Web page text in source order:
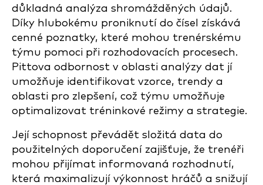
důkladná analýza shromážděných údajů.
Díky hlubokému proniknutí do čísel získává
cenné poznatky, které mohou trenérskému
týmu pomoci při rozhodovacích procesech.
Pittova odbornost v oblasti analýzy dat jí
umožňuje identifikovat vzorce, trendy a
oblasti pro zlepšení, což týmu umožňuje
optimalizovat tréninkové režimy a strategie.
Její schopnost převádět složitá data do
použitelných doporučení zajišťuje, že trenéři
mohou přijímat informovaná rozhodnutí,
která maximalizují výkonnost hráčů a snižují